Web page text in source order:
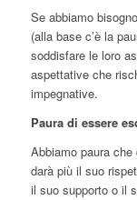
Se abbiamo
(alla base c’è la
soddisfare le loro
aspettative che
impegnative.
Paura di essere
Abbiamo paura che
darà più il suo
il suo supporto o il